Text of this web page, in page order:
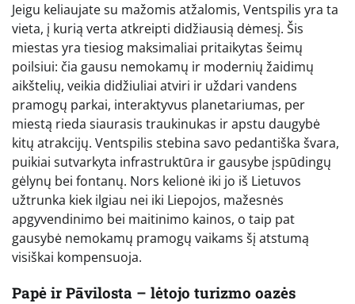
Jeigu keliaujate su mažomis atžalomis, Ventspilis yra ta
vieta, į kurią verta atkreipti didžiausią dėmesį. Šis
miestas yra tiesiog maksimaliai pritaikytas šeimų
poilsiui: čia gausu nemokamų ir modernių žaidimų
aikštelių, veikia didžiuliai atviri ir uždari vandens
pramogų parkai, interaktyvus planetariumas, per
miestą rieda siaurasis traukinukas ir apstu daugybė
kitų atrakcijų. Ventspilis stebina savo pedantiška švara,
puikiai sutvarkyta infrastruktūra ir gausybe įspūdingų
gėlynų bei fontanų. Nors kelionė iki jo iš Lietuvos
užtrunka kiek ilgiau nei iki Liepojos, mažesnės
apgyvendinimo bei maitinimo kainos, o taip pat
gausybė nemokamų pramogų vaikams šį atstumą
visiškai kompensuoja.
Papė ir Pāvilosta – lėtojo turizmo oazės